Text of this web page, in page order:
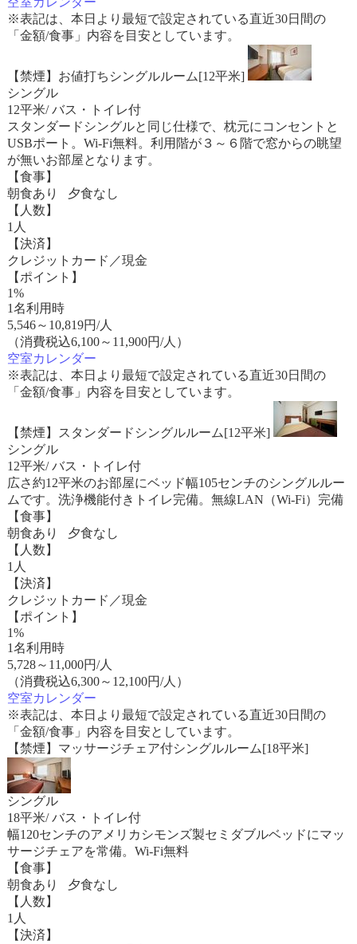
※表記は、本日より最短で設定されている直近30日間の
「金額/食事」内容を目安としています。
【禁煙】お値打ちシングルルーム[12平米]
シングル
12平米/ バス・トイレ付
スタンダードシングルと同じ仕様で、枕元にコンセントと
USBポート。Wi-Fi無料。利用階が３～６階で窓からの眺望
が無いお部屋となります。
【食事】
朝食あり 夕食なし
【人数】
1人
【決済】
クレジットカード／現金
【ポイント】
1%
1名利用時
5,546～ 10,819円/人
（消費税込6,100～11,900円/人）
空室カレンダー
※表記は、本日より最短で設定されている直近30日間の
「金額/食事」内容を目安としています。
【禁煙】スタンダードシングルルーム[12平米]
シングル
12平米/ バス・トイレ付
広さ約12平米のお部屋にベッド幅105センチのシングルルー
ムです。洗浄機能付きトイレ完備。無線LAN（Wi-Fi）完備
【食事】
朝食あり 夕食なし
【人数】
1人
【決済】
クレジットカード／現金
【ポイント】
1%
1名利用時
5,728～ 11,000円/人
（消費税込6,300～12,100円/人）
空室カレンダー
※表記は、本日より最短で設定されている直近30日間の
「金額/食事」内容を目安としています。
【禁煙】マッサージチェア付シングルルーム[18平米]
シングル
18平米/ バス・トイレ付
幅120センチのアメリカシモンズ製セミダブルベッドにマッ
サージチェアを常備。Wi-Fi無料
【食事】
朝食あり 夕食なし
【人数】
1人
【決済】